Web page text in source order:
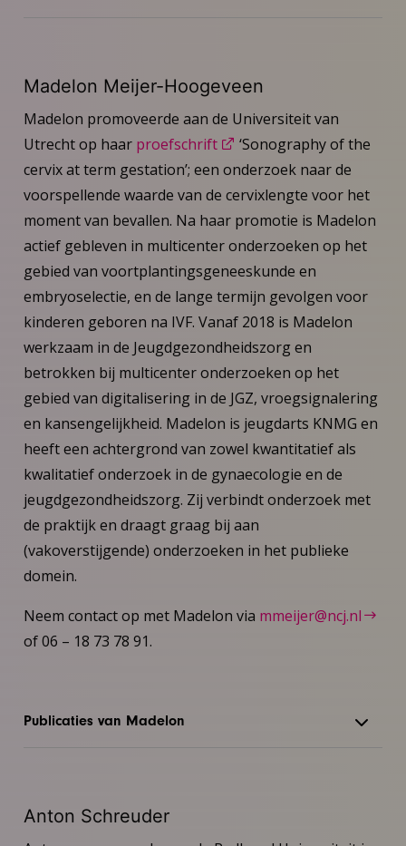
Madelon Meijer-Hoogeveen
Madelon promoveerde aan de Universiteit van
Utrecht op haar proefschrift
‘Sonography of the
cervix at term gestation’; een onderzoek naar de
voorspellende waarde van de cervixlengte voor het
moment van bevallen. Na haar promotie is Madelon
actief gebleven in multicenter onderzoeken op het
gebied van voortplantingsgeneeskunde en
embryoselectie, en de lange termijn gevolgen voor
kinderen geboren na IVF. Vanaf 2018 is Madelon
werkzaam in de Jeugdgezondheidszorg en
betrokken bij multicenter onderzoeken op het
gebied van digitalisering in de JGZ, vroegsignalering
en kansengelijkheid. Madelon is jeugdarts KNMG en
heeft een achtergrond van zowel kwantitatief als
kwalitatief onderzoek in de gynaecologie en de
jeugdgezondheidszorg. Zij verbindt onderzoek met
de praktijk en draagt graag bij aan
(vakoverstijgende) onderzoeken in het publieke
domein.
Neem contact op met Madelon via mmeijer@ncj.nl
of 06 – 18 73 78 91.
Publicaties van Madelon
Anton Schreuder